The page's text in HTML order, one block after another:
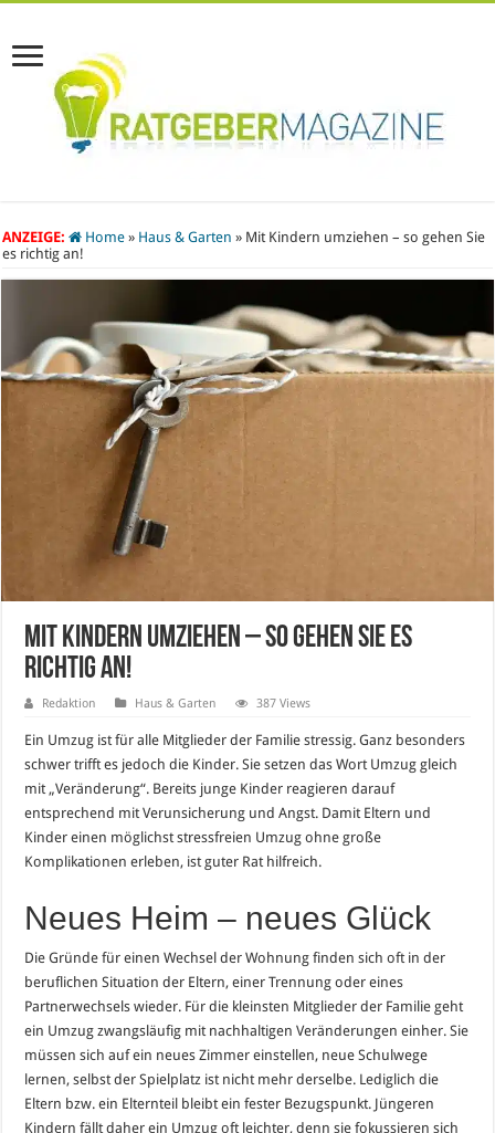
ANZEIGE: Home » Haus & Garten » Mit Kindern umziehen – so gehen Sie
es richtig an!
Mit Kindern umziehen – so gehen Sie es
richtig an!
Redaktion Haus & Garten 387 Views
Ein Umzug ist für alle Mitglieder der Familie stressig. Ganz besonders
schwer trifft es jedoch die Kinder. Sie setzen das Wort Umzug gleich
mit „Veränderung“. Bereits junge Kinder reagieren darauf
entsprechend mit Verunsicherung und Angst. Damit Eltern und
Kinder einen möglichst stressfreien Umzug ohne große
Komplikationen erleben, ist guter Rat hilfreich.
Neues Heim – neues Glück
Die Gründe für einen Wechsel der Wohnung finden sich oft in der
beruflichen Situation der Eltern, einer Trennung oder eines
Partnerwechsels wieder. Für die kleinsten Mitglieder der Familie geht
ein Umzug zwangsläufig mit nachhaltigen Veränderungen einher. Sie
müssen sich auf ein neues Zimmer einstellen, neue Schulwege
lernen, selbst der Spielplatz ist nicht mehr derselbe. Lediglich die
Eltern bzw. ein Elternteil bleibt ein fester Bezugspunkt. Jüngeren
Kindern fällt daher ein Umzug oft leichter, denn sie fokussieren sich